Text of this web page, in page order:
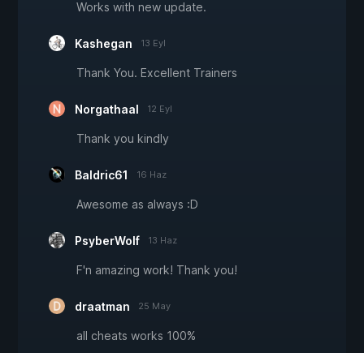
Works with new update.
Kashegan 13 Eyl
Thank You. Excellent Trainers
Norgathaal 12 Eyl
Thank you kindly
Baldric61 16 Haz
Awesome as always :D
PsyberWolf 13 Haz
F'n amazing work! Thank you!
draatman 25 May
all cheats works 100%